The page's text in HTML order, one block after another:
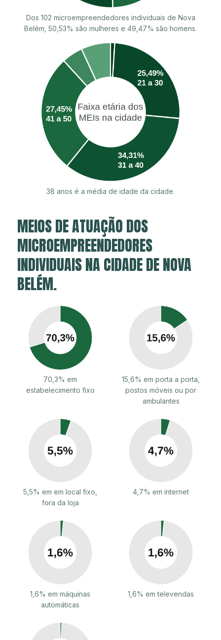
Dos 102 microempreendedores individuais de Nova
Belém, 50,53% são mulheres e 49,47% são homens.
38 anos é a média de idade da cidade.
MEIOS DE ATUAÇÃO DOS
MICROEMPREENDEDORES
INDIVIDUAIS NA CIDADE DE NOVA
BELÉM.
70,3% em
estabelecimento fixo
15,6% em porta a porta,
postos móveis ou por
ambulantes
5,5% em em local fixo,
fora da loja
4,7% em internet
1,6% em máquinas
automáticas
1,6% em televendas